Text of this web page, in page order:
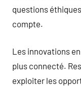
questions
compte.
Les innovations
plus connecté.
exploiter les